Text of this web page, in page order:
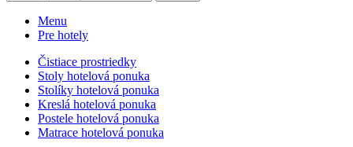
Menu
Pre hotely
Čistiace prostriedky
Stoly hotelová ponuka
Stolíky hotelová ponuka
Kreslá hotelová ponuka
Postele hotelová ponuka
Matrace hotelová ponuka